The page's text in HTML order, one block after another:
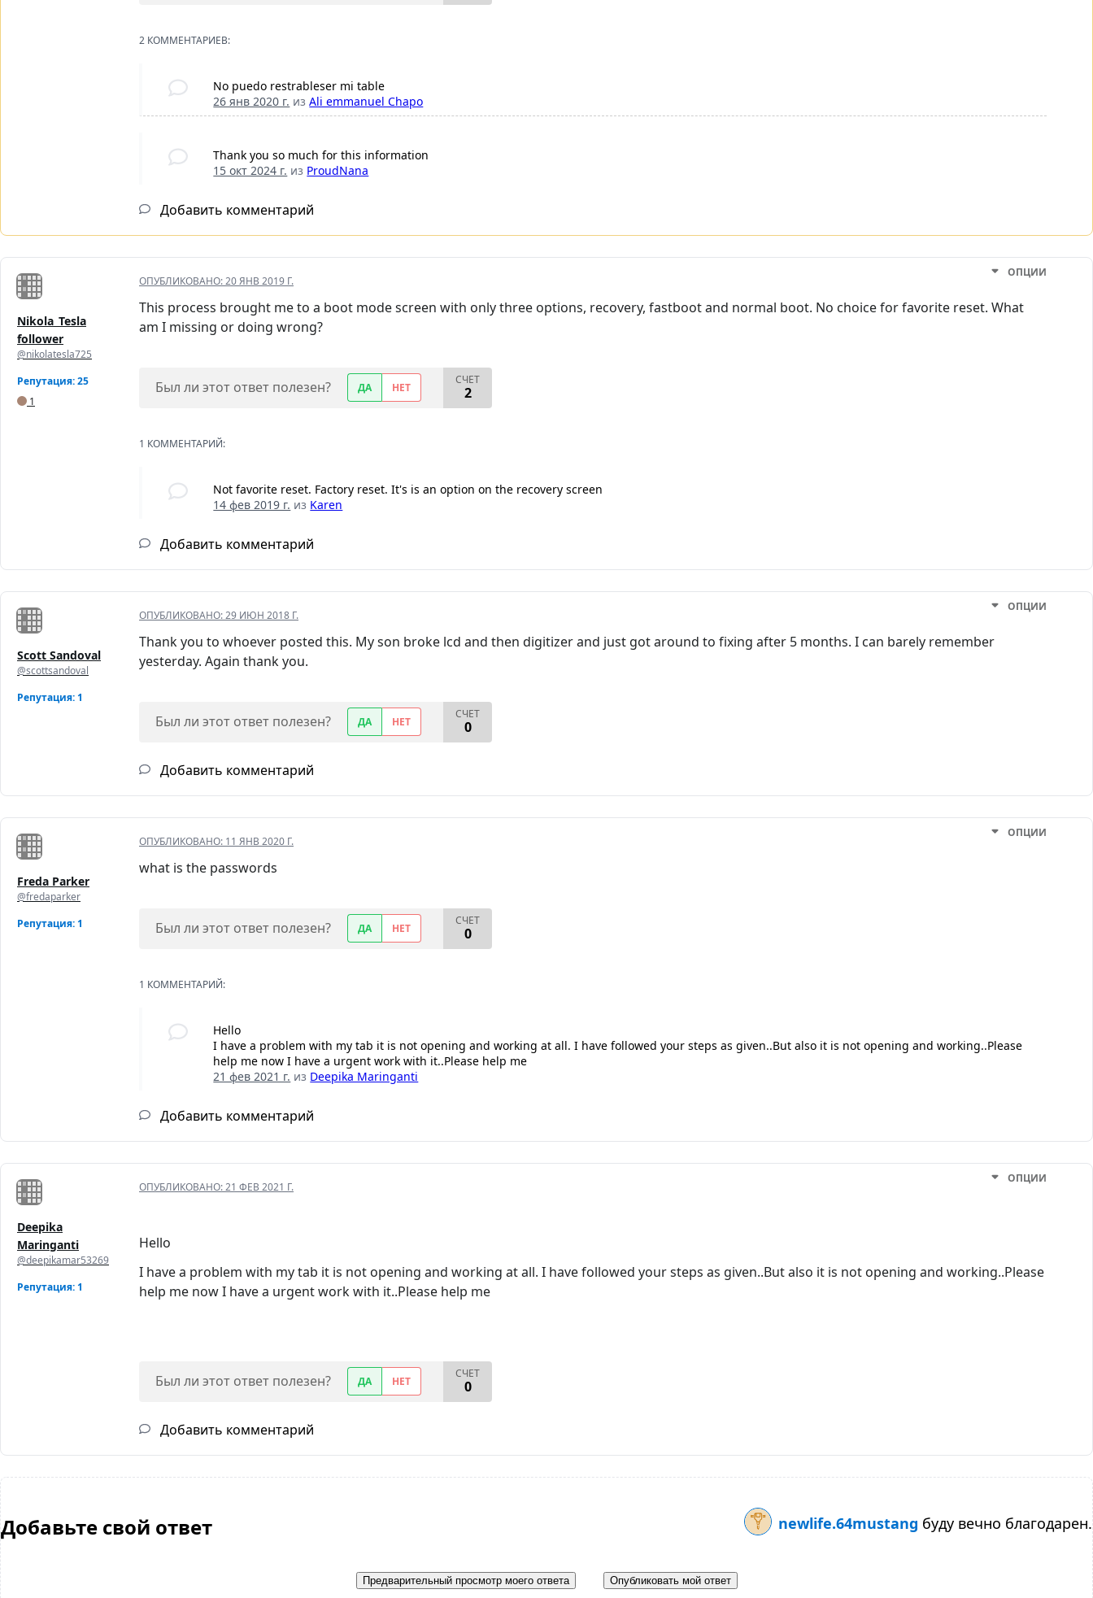
2 КОММЕНТАРИЕВ:
No puedo restrableser mi table
26 янв 2020 г. изAli emmanuel Chapo
Thank you so much for this information
15 окт 2024 г. из ProudNana
Добавить комментарий
Nikola_Tesla
follower
@nikolatesla725
Репутация: 25
1
ОПУБЛИКОВАНО:20 ЯНВ 2019 Г.
ОПЦИИ
This process brought me to a boot mode screen with only three options, recovery, fastboot and normal boot. No choice for favorite reset. What
am I missing or doing wrong?
Был ли этот ответ полезен? ДА НЕТ
СЧЕТ
2
1 КОММЕНТАРИЙ:
Not favorite reset. Factory reset. It's is an option on the recovery screen
14 фев 2019 г. из Karen
Добавить комментарий
Scott Sandoval
@scottsandoval
Репутация: 1
ОПУБЛИКОВАНО:29 ИЮН 2018 Г.
ОПЦИИ
Thank you to whoever posted this. My son broke lcd and then digitizer and just got around to fixing after 5 months. I can barely remember
yesterday. Again thank you.
Был ли этот ответ полезен? ДА НЕТ
СЧЕТ
0
Добавить комментарий
Freda Parker
@fredaparker
Репутация: 1
ОПУБЛИКОВАНО: 11 ЯНВ 2020 Г.
ОПЦИИ
what is the passwords
Был ли этот ответ полезен? ДА НЕТ
СЧЕТ
0
1 КОММЕНТАРИЙ:
Hello
I have a problem with my tab it is not opening and working at all. I have followed your steps as given..But also it is not opening and working..Please
help me now I have a urgent work with it..Please help me
21 фев 2021 г. из Deepika Maringanti
Добавить комментарий
Deepika
Maringanti
@deepikamar53269
Репутация: 1
ОПУБЛИКОВАНО:21 ФЕВ 2021 Г.
ОПЦИИ
Hello
I have a problem with my tab it is not opening and working at all. I have followed your steps as given..But also it is not opening and working..Please
help me now I have a urgent work with it..Please help me
Был ли этот ответ полезен? ДА НЕТ
СЧЕТ
0
Добавить комментарий
Добавьте свой ответ newlife.64mustang буду вечно благодарен.
Предварительный просмотр моего ответа Опубликовать мой ответ